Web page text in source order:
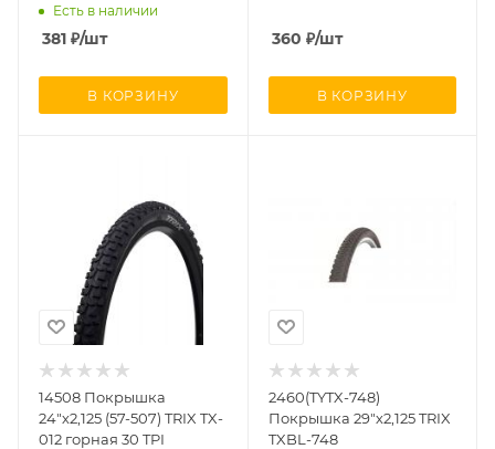
Есть в наличии
381 ₽/шт
В КОРЗИНУ
360 ₽/шт
В КОРЗИНУ
14508 Покрышка
24"х2,125 (57-507) TRIX TX-
012 горная 30 TPI
2460(TYTX-748)
Покрышка 29"х2,125 TRIX
TXBL-748